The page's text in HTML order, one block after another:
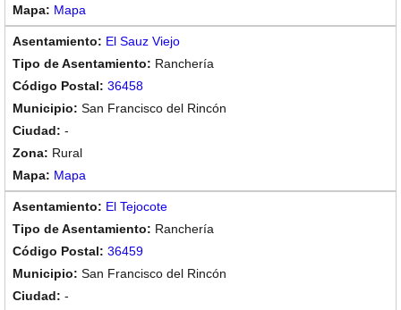
Mapa
El Sauz Viejo
Ranchería
36458
San Francisco del Rincón
-
Rural
Mapa
El Tejocote
Ranchería
36459
San Francisco del Rincón
-